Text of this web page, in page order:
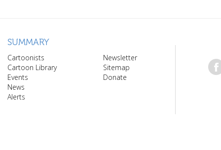
SUMMARY
Cartoonists
Cartoon Library
Events
News
Alerts
Newsletter
Sitemap
Donate